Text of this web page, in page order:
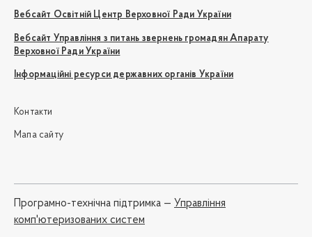
Вебсайт Освітній Центр Верховної Ради України
Вебсайт Управління з питань звернень громадян Апарату
Верховної Ради України
Інформаційні ресурси державних органів України
Контакти
Мапа сайту
Програмно-технічна підтримка — Управління
комп'ютеризованих систем